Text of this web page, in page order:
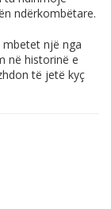
ndërkombëtare.
një nga
në historinë e
të jetë kyç